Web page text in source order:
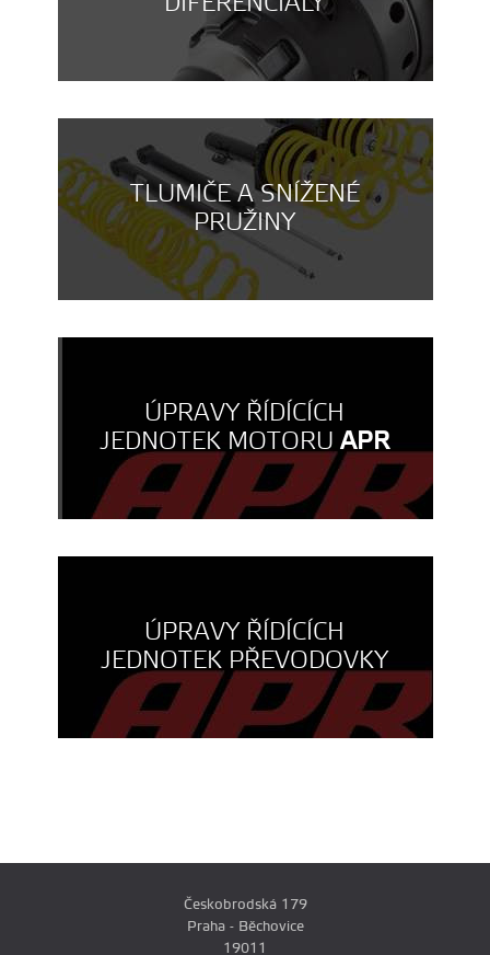
TLUMIČE A SNÍŽENÉ
PRUŽINY
ÚPRAVY ŘÍDÍCÍCH
JEDNOTEK MOTORUAPR
ÚPRAVY ŘÍDÍCÍCH
JEDNOTEK PŘEVODOVKY
Českobrodská 179
Praha - Běchovice
19011